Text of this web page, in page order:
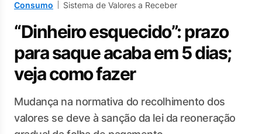
Consumo Sistema de Valores a Receber
“Dinheiro esquecido”: prazo
para saque acaba em 5 dias;
veja como fazer
Mudança na normativa do recolhimento dos
valores se deve à sanção da lei da reoneração